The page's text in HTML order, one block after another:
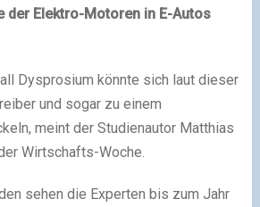
der Elektro-Motoren in E-Autos
Dysprosium könnte sich laut dieser
und sogar zu einem
meint der Studienautor Matthias
Wirtschafts-Woche.
sehen die Experten bis zum Jahr